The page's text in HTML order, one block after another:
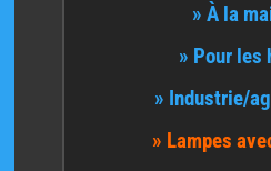
» À la
» Pour les
» Industrie/
» Lampes